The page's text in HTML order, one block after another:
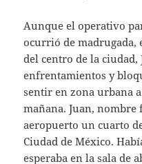
Aunque el operativo
ocurrió de madrugada,
del centro de la ciudad,
enfrentamientos y
sentir en zona urbana a
mañana. Juan, nombre
aeropuerto un cuarto
Ciudad de México.
esperaba en la sala de